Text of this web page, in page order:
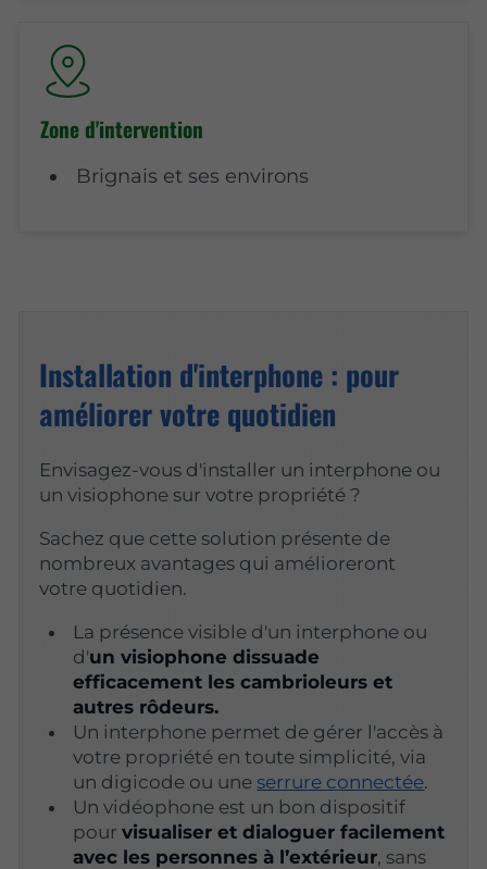
Zone d'intervention
Brignais et ses environs
Installation d'interphone : pour
améliorer votre quotidien
Envisagez-vous d'installer un interphone ou
un visiophone sur votre propriété ?
Sachez que cette solution présente de
nombreux avantages qui amélioreront
votre quotidien.
La présence visible d'un interphone ou
d'un visiophone dissuade
efficacement les cambrioleurs et
autres rôdeurs.
Un interphone permet de gérer l'accès à
votre propriété en toute simplicité, via
un digicode ou uneserrure connectée.
Un vidéophone est un bon dispositif
pourvisualiser et dialoguer facilement
avec les personnes à l’extérieur, sans